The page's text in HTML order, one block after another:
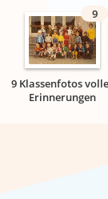
9
9 Klassenfotos
Erinnerungen